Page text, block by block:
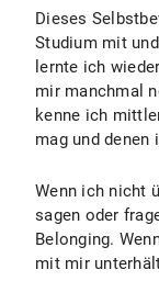
Dieses
Studium mit
lernte ich
mir manchmal
kenne ich
mag und denen
Wenn ich nicht
sagen oder
Belonging.
mit mir